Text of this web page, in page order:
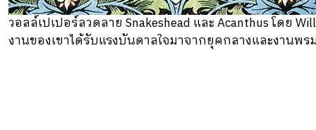
วอลล์เปเปอร์ลวดลาย Snakeshead และ Acanthus โดย
งานของเขาได้รับแรงบันดาลใจมาจากยุคกลางและงานพ